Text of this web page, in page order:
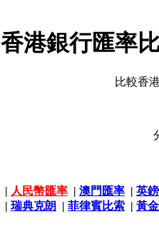
香港銀行匯率
比較香
| 人民幣匯率 | 澳門匯率 | 英
| 瑞典克朗 | 菲律賓比索 | 黃